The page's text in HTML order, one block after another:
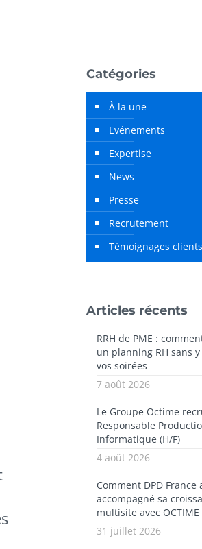
Catégories
À la une
Evénements
Expertise
News
Presse
Recrutement
Témoignages clients
Articles récents
RRH de PME :
un planning RH sans
vos soirées
7 août 2026
Le Groupe Octime
Responsable
Informatique (H/F)
4 août 2026
Comment DPD France
accompagné sa
multisite avec OCTIME
31 juillet 2026